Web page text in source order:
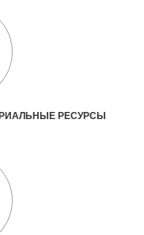
РЕСУРСЫ